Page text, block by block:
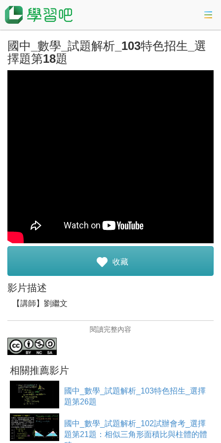
課程總覽
註冊加入
國中_數學_試題解析_103特色招生_選
擇題第18題
收藏
影片描述
【講師】劉繼文
臺灣師大數學系、成功大學統計研究所碩士。擔任導師、
組長、主任共計18年。大學畢業後，分發至新北市八里國
中服務，2013年轉調至新北市新泰國中，開始了翻轉教學
的實踐之路。
教學模式是：學思達+畫心智圖+均一教育平台
將學思達與心智圖加以結合，並實際應用在國中數學的教
學現場。
近年來更嘗試將均一教育平台融入學思達模式。希望藉由
科技的輔助，讓每個學生都能按照自己的步調學習，能夠
將”因材施教”的理念落實在每一天每一節的課堂之中。
閱讀完整內容
相關推薦影片
國中_數學_試題解析_103特色招生_選擇
題第26題
國中_數學_試題解析_102試辦會考_選擇
題第21題：相似三角形面積比與柱體的體